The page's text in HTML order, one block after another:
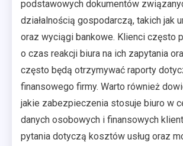
podstawowych dokumentów
działalnością gospodarczą, takich jak
oraz wyciągi bankowe. Klienci często
o czas reakcji biura na ich zapytania
często będą otrzymywać raporty
finansowego firmy. Warto również
jakie zabezpieczenia stosuje biuro w
danych osobowych i finansowych
pytania dotyczą kosztów usług oraz